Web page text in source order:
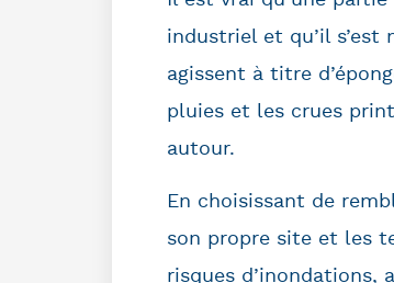
industriel et qu’il s’est
agissent à titre
pluies et les crues
autour.
En choisissant de
son propre site et les
risques d’inondations,